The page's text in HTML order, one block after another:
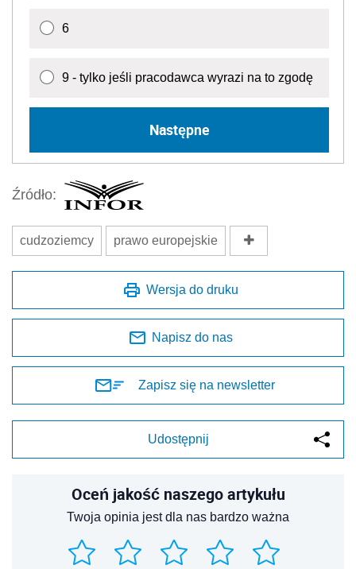
6
9 - tylko jeśli pracodawca wyrazi na to zgodę
Następne
Źródło:
cudzoziemcy prawo europejskie
Wersja do druku
Napisz do nas
Zapisz się na newsletter
Udostępnij
Oceń jakość naszego artykułu
Twoja opinia jest dla nas bardzo ważna